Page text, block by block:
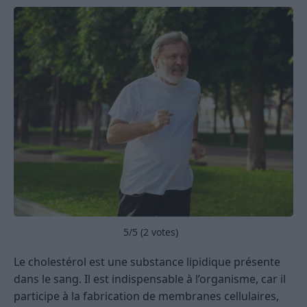
5/5 (2 votes)
Le cholestérol est une substance lipidique présente
dans le sang. Il est indispensable à l’organisme, car il
participe à la fabrication de membranes cellulaires,